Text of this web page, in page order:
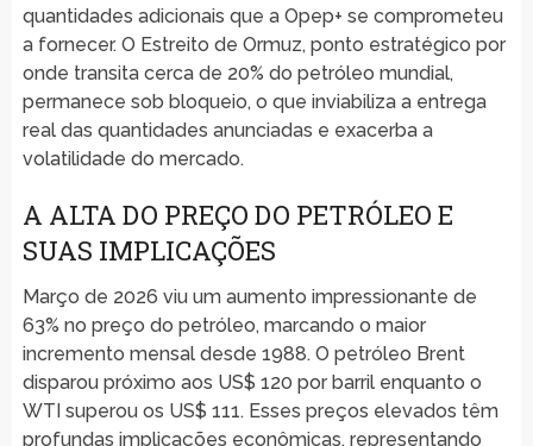
quantidades adicionais que a Opep+ se comprometeu
a fornecer. O Estreito de Ormuz, ponto estratégico por
onde transita cerca de 20% do petróleo mundial,
permanece sob bloqueio, o que inviabiliza a entrega
real das quantidades anunciadas e exacerba a
volatilidade do mercado.
A ALTA DO PREÇO DO PETRÓLEO E
SUAS IMPLICAÇÕES
Março de 2026 viu um aumento impressionante de
63% no preço do petróleo, marcando o maior
incremento mensal desde 1988. O petróleo Brent
disparou próximo aos US$ 120 por barril enquanto o
WTI superou os US$ 111. Esses preços elevados têm
profundas implicações econômicas, representando